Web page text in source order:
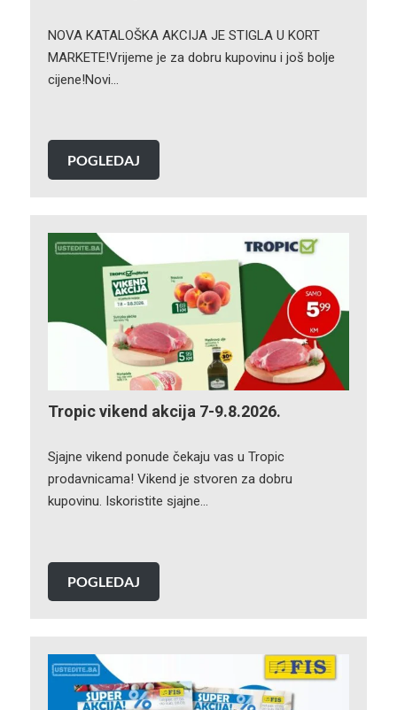
NOVA KATALOŠKA AKCIJA JE STIGLA U KORT
MARKETE!Vrijeme je za dobru kupovinu i još bolje
cijene!Novi…
POGLEDAJ
Tropic vikend akcija 7-9.8.2026.
Sjajne vikend ponude čekaju vas u Tropic
prodavnicama! Vikend je stvoren za dobru
kupovinu. Iskoristite sjajne…
POGLEDAJ